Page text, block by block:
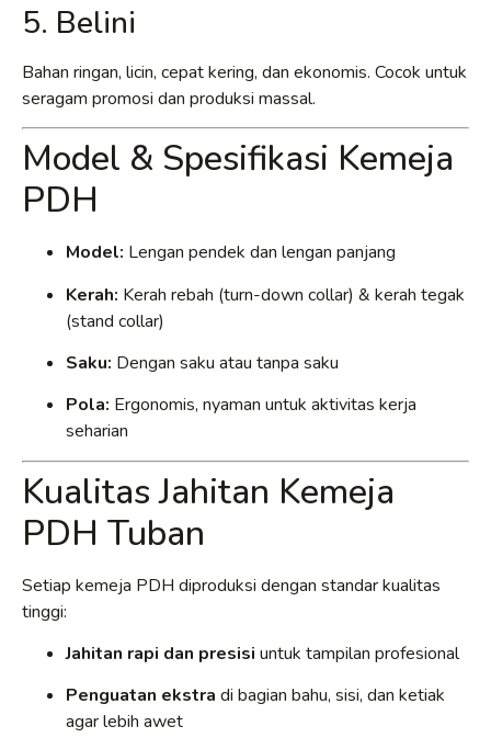
5. Belini
Bahan ringan, licin, cepat kering, dan ekonomis. Cocok untuk
seragam promosi dan produksi massal.
Model & Spesifikasi Kemeja
PDH
Model: Lengan pendek dan lengan panjang
Kerah: Kerah rebah (turn-down collar) & kerah tegak
(stand collar)
Saku: Dengan saku atau tanpa saku
Pola: Ergonomis, nyaman untuk aktivitas kerja
seharian
Kualitas Jahitan Kemeja
PDH Tuban
Setiap kemeja PDH diproduksi dengan standar kualitas
tinggi:
Jahitan rapi dan presisi untuk tampilan profesional
Penguatan ekstra di bagian bahu, sisi, dan ketiak
agar lebih awet